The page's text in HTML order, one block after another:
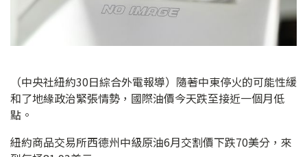
（中央社紐約30日綜合外電報導）隨著中東停火的可能性緩
和了地緣政治緊張情勢，國際油價今天跌至接近一個月低
點。
紐約商品交易所西德州中級原油6月交割價下跌70美分，來